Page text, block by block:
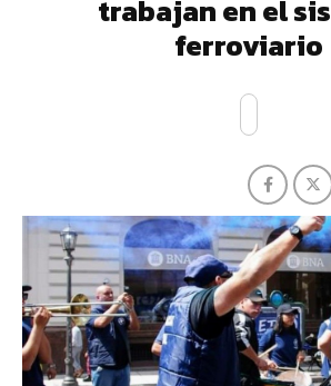
trabajan en el
ferroviario